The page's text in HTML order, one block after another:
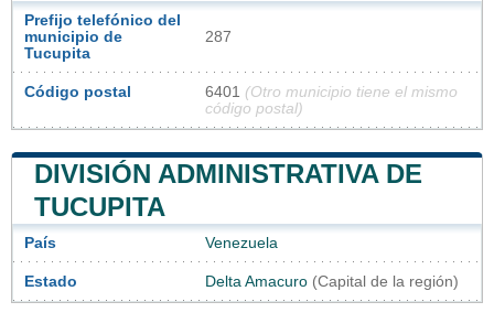
Prefijo telefónico del
municipio de
Tucupita
287
Código postal 6401 (Otro municipio tiene el mismo
código postal)
DIVISIÓN ADMINISTRATIVA DE
TUCUPITA
País Venezuela
Estado Delta Amacuro (Capital de la región)